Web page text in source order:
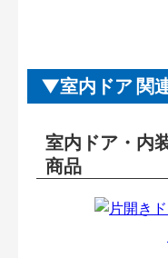
室内ドア 関
室内ドア・内
商品